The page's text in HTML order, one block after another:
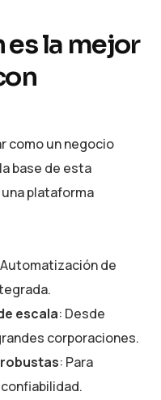
es la mejor
como un negocio
base de esta
plataforma
de
escala: Desde
corporaciones.
: Para